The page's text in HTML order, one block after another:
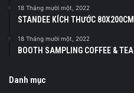
18 Tháng mười một, 2022
STANDEE KÍCH THƯỚC 80X200CM
18 Tháng mười một, 2022
BOOTH SAMPLING COFFEE & TEA
Danh mục